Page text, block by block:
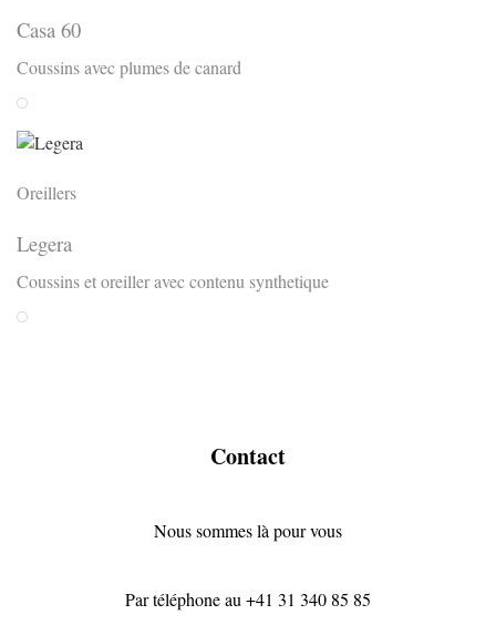
Casa 60
Coussins avec plumes de canard
Weiss
Oreillers
Legera
Coussins et oreiller avec contenu synthetique
Weiss
Contact
Nous sommes là pour vous
Par téléphone au+41 31 340 85 85